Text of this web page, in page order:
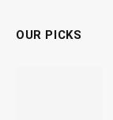
OUR PICKS